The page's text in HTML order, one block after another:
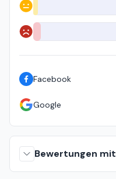
Neutral
Negativ
Facebook
Google
Bewertungen